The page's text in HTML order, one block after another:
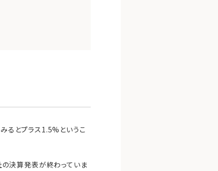
るとプラス1.5%というこ
の決算発表が終わっていま